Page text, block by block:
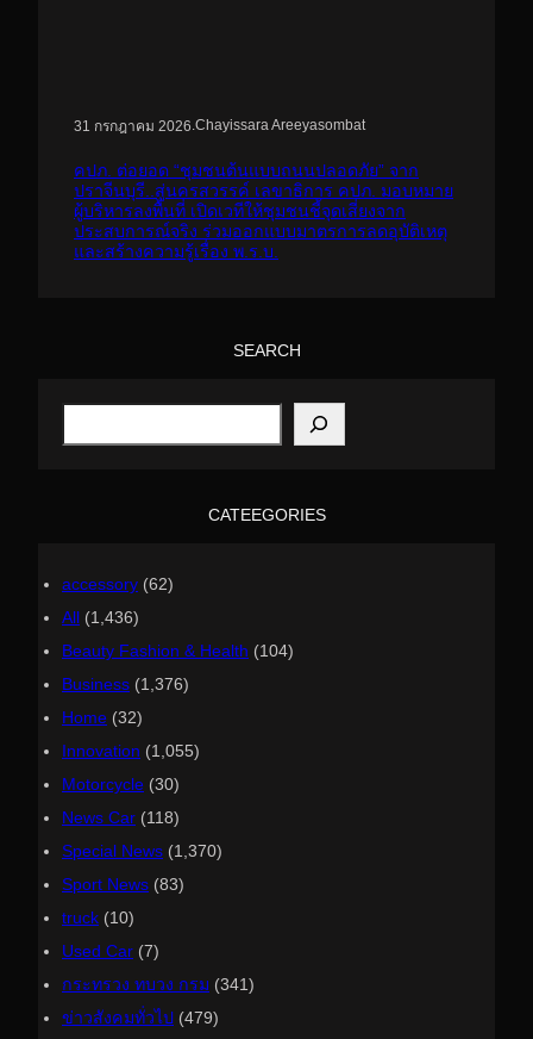
31 กรกฎาคม 2026.Chayissara Areeyasombat
คปภ. ต่อยอด “ชุมชนต้นแบบถนนปลอดภัย” จาก
ปราจีนบุรี..สู่นครสวรรค์ เลขาธิการ คปภ. มอบหมาย
ผู้บริหารลงพื้นที่ เปิดเวทีให้ชุมชนชี้จุดเสี่ยงจาก
ประสบการณ์จริง ร่วมออกแบบมาตรการลดอุบัติเหตุ
และสร้างความรู้เรื่อง พ.ร.บ.
SEARCH
S
a
CATEEGORIES
accessory (62)
All (1,436)
Beauty Fashion & Health (104)
Business (1,376)
Home (32)
Innovation (1,055)
Motorcycle (30)
News Car (118)
Special News (1,370)
Sport News (83)
truck (10)
Used Car (7)
กระทรวง ทบวง กรม (341)
ข่าวสังคมทั่วไป (479)